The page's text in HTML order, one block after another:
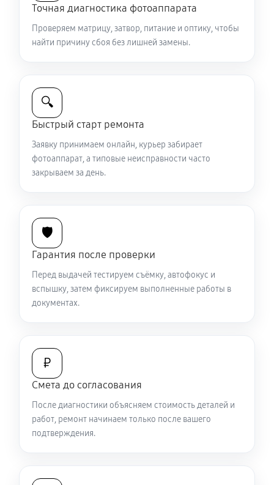
2040 руб 60 минут
Комплексная чистка фотоаппарата Sony A68
Программный ремонт фотоаппарата Sony A68
Точная диагностика фотоаппарата
Проверяем матрицу, затвор, питание и оптику, чтобы
найти причину сбоя без лишней замены.
🔍
Быстрый старт ремонта
Заявку принимаем онлайн, курьер забирает
фотоаппарат, а типовые неисправности часто
закрываем за день.
🛡️
Гарантия после проверки
Перед выдачей тестируем съёмку, автофокус и
вспышку, затем фиксируем выполненные работы в
документах.
₽
Смета до согласования
После диагностики объясняем стоимость деталей и
работ, ремонт начинаем только после вашего
подтверждения.